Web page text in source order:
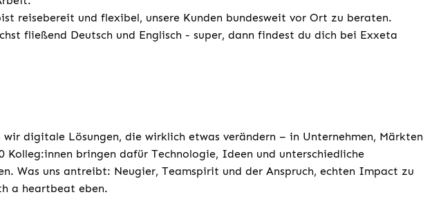
reisebereit und flexibel, unsere Kunden bundesweit vor Ort zu beraten.
fließend Deutsch und Englisch - super, dann findest du dich bei Exxeta
digitale Lösungen, die wirklich etwas verändern – in Unternehmen, Märkten
Kolleg:innen bringen dafür Technologie, Ideen und unterschiedliche
Was uns antreibt: Neugier, Teamspirit und der Anspruch, echten Impact zu
a heartbeat eben.